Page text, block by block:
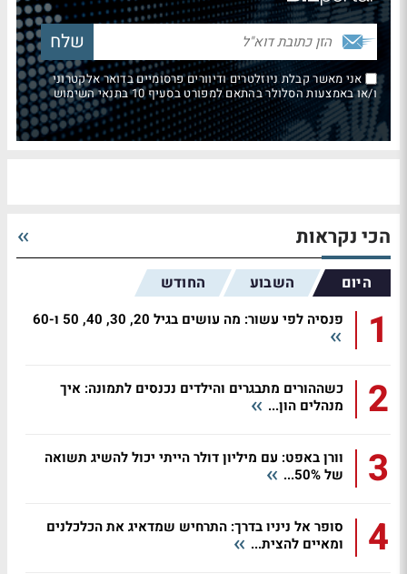
אני מאשר קבלת ניוזלטרים ודיוורים פרסומיים בדואר אלקטרוני
ו/או באמצעות הסלולר בהתאם למפורט בסעיף 10 בתנאי השימוש
הכי נקראות
היום השבוע החודש
1 פנסיה לפי עשור: מה עושים בגיל 20, 30, 40, 50 ו-60
2
כשההורים מתבגרים והילדים נכנסים לתמונה: איך
מנהלים הון...
3
וורן באפט: עם מיליון דולר הייתי יכול להשיג תשואה
של 50%...
4
סופר אל ניניו בדרך: התרחיש שמדאיג את הכלכלנים
ומאיים להצית...